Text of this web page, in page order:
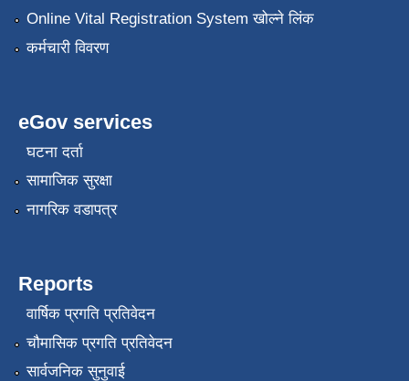
Online Vital Registration System खोल्ने लिंक
कर्मचारी विवरण
eGov services
घटना दर्ता
सामाजिक सुरक्षा
नागरिक वडापत्र
Reports
वार्षिक प्रगति प्रतिवेदन
चौमासिक प्रगति प्रतिवेदन
सार्वजनिक सुनुवाई